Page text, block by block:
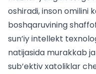
oshiradi, inson omilini
boshqaruvining
sun’iy intellekt
natijasida murakkab
sub’ektiv xatoliklar